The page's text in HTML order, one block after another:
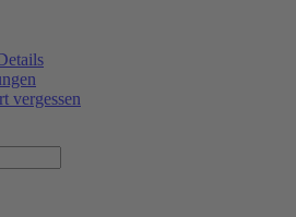
vergessen